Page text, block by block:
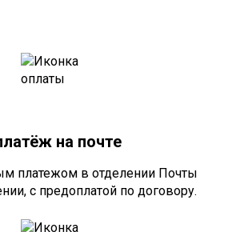
на почте
платежом в отделении Почты
с предоплатой по договору.